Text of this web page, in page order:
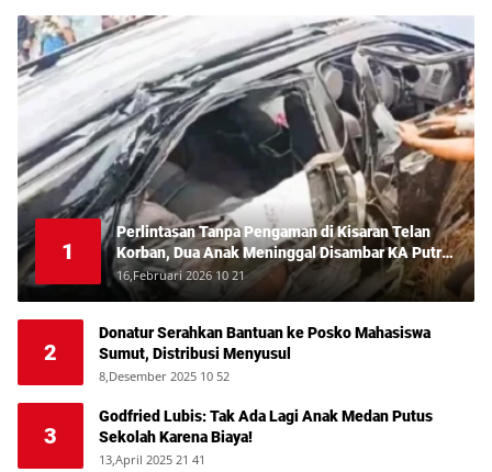
1
Perlintasan Tanpa Pengaman di Kisaran Telan
Korban, Dua Anak Meninggal Disambar KA Putri
Deli
16,Februari 2026 10 21
2
Donatur Serahkan Bantuan ke Posko Mahasiswa
Sumut, Distribusi Menyusul
8,Desember 2025 10 52
3
Godfried Lubis: Tak Ada Lagi Anak Medan Putus
Sekolah Karena Biaya!
13,April 2025 21 41